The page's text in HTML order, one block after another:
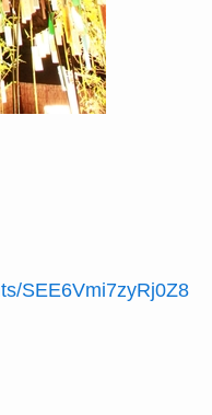
SEE6Vmi7zyRj0Z8